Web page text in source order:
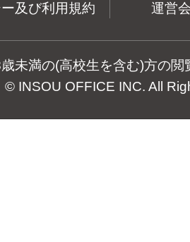
及び利用規約 運営
未満の(高校生を含む)方の閲
© INSOU OFFICE INC. All